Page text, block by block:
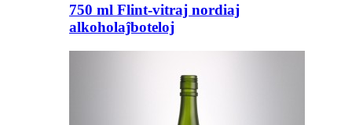
750 ml Flint-vitraj nordiaj
alkoholaĵboteloj